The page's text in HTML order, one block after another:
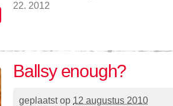
22. 2012
Ballsy enough?
geplaatst op 12 augustus 2010